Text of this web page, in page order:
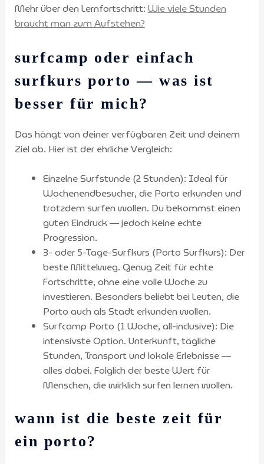
Mehr über den Lernfortschritt: Wie viele Stunden
braucht man zum Aufstehen?
surfcamp oder einfach
surfkurs porto — was ist
besser für mich?
Das hängt von deiner verfügbaren Zeit und deinem
Ziel ab. Hier ist der ehrliche Vergleich:
Einzelne Surfstunde (2 Stunden): Ideal für
Wochenendbesucher, die Porto erkunden und
trotzdem surfen wollen. Du bekommst einen
guten Eindruck — jedoch keine echte
Progression.
3- oder 5-Tage-Surfkurs (Porto Surfkurs): Der
beste Mittelweg. Genug Zeit für echte
Fortschritte, ohne eine volle Woche zu
investieren. Besonders beliebt bei Leuten, die
Porto auch als Stadt erkunden wollen.
Surfcamp Porto (1 Woche, all-inclusive): Die
intensivste Option. Unterkunft, tägliche
Stunden, Transport und lokale Erlebnisse —
alles dabei. Folglich der beste Wert für
Menschen, die wirklich surfen lernen wollen.
wann ist die beste zeit für
ein porto?